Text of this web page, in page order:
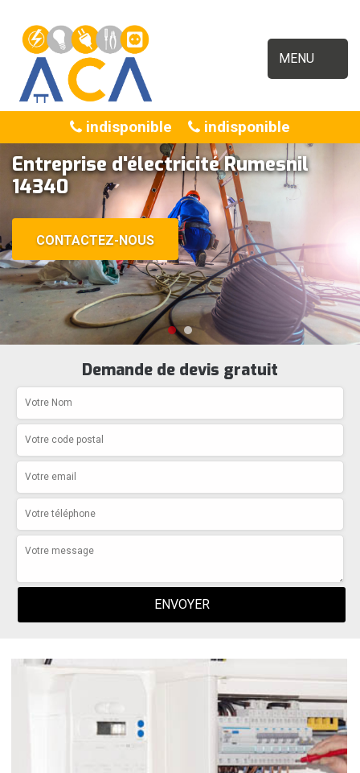
MENU
indisponible indisponible
Entreprise d'électricité Rumesnil
14340
CONTACTEZ-NOUS
Demande de devis gratuit